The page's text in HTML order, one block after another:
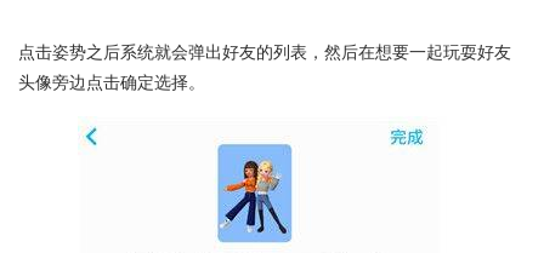
点击姿势之后系统就会弹出好友的列表，然后在想要一起玩耍好友
头像旁边点击确定选择。